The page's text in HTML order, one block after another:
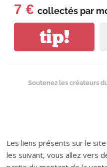
7 € collectés par
tip!
Soutenez les créateurs
Les liens présents sur le
les suivant, vous allez vers